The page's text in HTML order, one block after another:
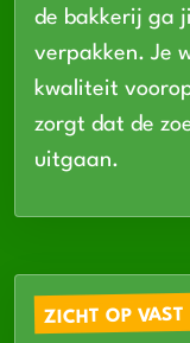
de bakkerij ga
verpakken. Je
kwaliteit
zorgt dat de
uitgaan.
ZICHT OP VAST